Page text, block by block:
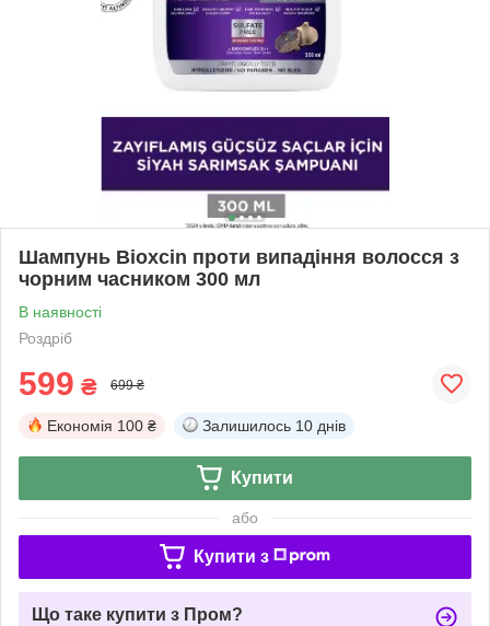
Шампунь Bioxcin проти випадіння волосся з
чорним часником 300 мл
В наявності
Роздріб
599 ₴ 699 ₴
Економія 100 ₴ Залишилось 10 днів
Купити
або
Купити з
Що таке купити з Пром?